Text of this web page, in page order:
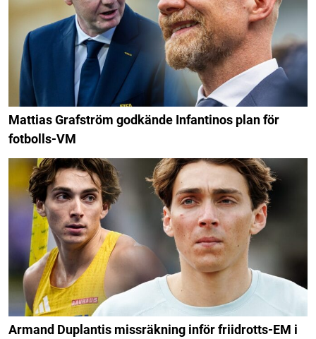
Mattias Grafström godkände Infantinos plan för
fotbolls-VM
Armand Duplantis missräkning inför friidrotts-EM i